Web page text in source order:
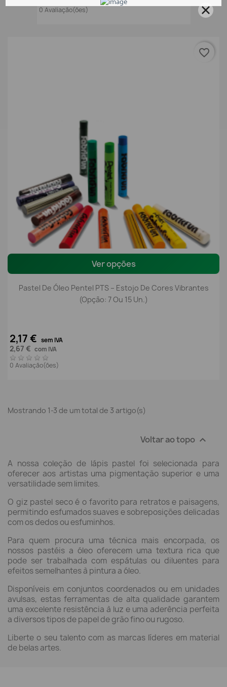
0 Avaliação(ões)
Ver opções
Pastel De Óleo Pentel PTS – Estojo De Cores Vibrantes
(Opção: 7 Ou 15 Un.)
2,17 € sem IVA
2,67 € com IVA
0 Avaliação(ões)
favorite_border
Mostrando 1-3 de um total de 3 artigo(s)
Voltar ao topo 
A nossa coleção de lápis pastel foi selecionada para
oferecer aos artistas uma pigmentação superior e uma
versatilidade sem limites.
O giz pastel seco é o favorito para retratos e paisagens,
permitindo esfumados suaves e sobreposições delicadas
com os dedos ou esfuminhos.
Para quem procura uma técnica mais encorpada, os
nossos pastéis a óleo oferecem uma textura rica que
pode ser trabalhada com espátulas ou diluentes para
efeitos semelhantes à pintura a óleo.
Disponíveis em conjuntos coordenados ou em unidades
avulsas, estas ferramentas de alta qualidade garantem
uma excelente resistência à luz e uma aderência perfeita
a diversos tipos de papel de grão fino ou rugoso.
Liberte o seu talento com as marcas líderes em material
de belas artes.